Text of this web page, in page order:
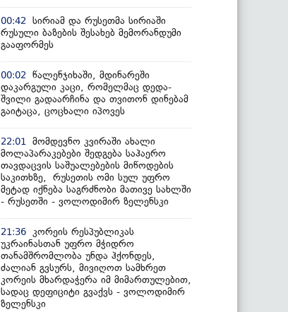
00:42
სირიამ და რუსეთმა სირიაში
რუსული ბაზების შესახებ მემორანდუმი
გააფორმეს
00:02
წალენჯიხაში, მდინარეში
დაკარგული კაცი, რომელმაც დედა-
შვილი გადაარჩინა და თვითონ დინებამ
გაიტაცა, ცოცხალი იპოვეს
22:01
მომდევნო კვირაში ახალი
მოლაპარაკებები შედგება საჰაერო
თავდაცვის საშუალებების მიწოდების
საკითხზე, რუსეთის ომი სულ უფრო
მეტად იქნება საგრძნობი მათივე სახლში
- რუსეთში - ვოლოდიმირ ზელენსკი
21:36 კორეის რესპუბლიკას
უკრაინასთან უფრო მჭიდრო
თანამშრომლობა უნდა ჰქონდეს,
ძალიან გვსურს, მივიღოთ სამხრეთ
კორეის მხარდაჭერა იმ მიმართულებით,
სადაც დეფიციტი გვაქვს - ვოლოდიმირ
ზელენსკი